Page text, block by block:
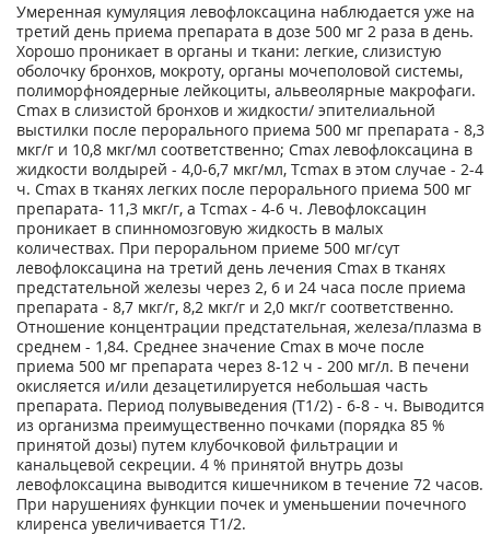
Умеренная кумуляция левофлоксацина наблюдается уже на
третий день приема препарата в дозе 500 мг 2 раза в день.
Хорошо проникает в органы и ткани: легкие, слизистую
оболочку бронхов, мокроту, органы мочеполовой системы,
полиморфноядерные лейкоциты, альвеолярные макрофаги.
Сmах в слизистой бронхов и жидкости/ эпителиальной
выстилки после перорального приема 500 мг препарата - 8,3
мкг/г и 10,8 мкг/мл соответственно; Сmах левофлоксацина в
жидкости волдырей - 4,0-6,7 мкг/мл, Тсmах в этом случае - 2-4
ч. Сmах в тканях легких после перорального приема 500 мг
препарата- 11,3 мкг/г, а Тcmах - 4-6 ч. Левофлоксацин
проникает в спинномозговую жидкость в малых
количествах. При пероральном приеме 500 мг/сут
левофлоксацина на третий день лечения Сmах в тканях
предстательной железы через 2, 6 и 24 часа после приема
препарата - 8,7 мкг/г, 8,2 мкг/г и 2,0 мкг/г соответственно.
Отношение концентрации предстательная, железа/плазма в
среднем - 1,84. Среднее значение Сmах в моче после
приема 500 мг препарата через 8-12 ч - 200 мг/л. В печени
окисляется и/или дезацетилируется небольшая часть
препарата. Период полувыведения (Т1/2) - 6-8 - ч. Выводится
из организма преимущественно почками (порядка 85 %
принятой дозы) путем клубочковой фильтрации и
канальцевой секреции. 4 % принятой внутрь дозы
левофлоксацина выводится кишечником в течение 72 часов.
При нарушениях функции почек и уменьшении почечного
клиренса увеличивается Т1/2.